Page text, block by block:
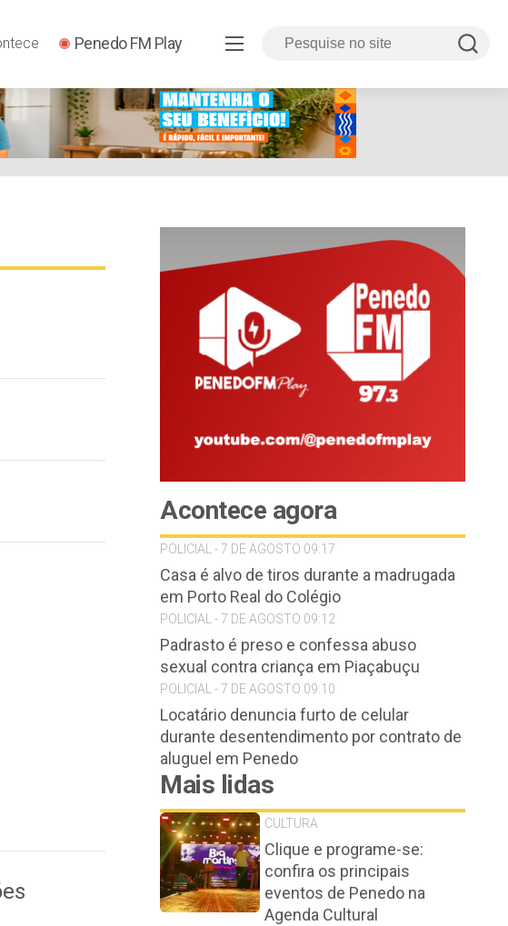
Penedo FM Play
Acontece agora
POLICIAL - 7 DE AGOSTO 09:17
Casa é alvo de tiros durante a madrugada
em Porto Real do Colégio
POLICIAL - 7 DE AGOSTO 09:12
Padrasto é preso e confessa abuso
sexual contra criança em Piaçabuçu
POLICIAL - 7 DE AGOSTO 09:10
Locatário denuncia furto de celular
durante desentendimento por contrato de
aluguel em Penedo
Mais lidas
CULTURA
Clique e programe-se:
confira os principais
eventos de Penedo na
Agenda Cultural